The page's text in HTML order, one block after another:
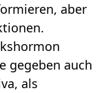
aber
gegeben auch
als